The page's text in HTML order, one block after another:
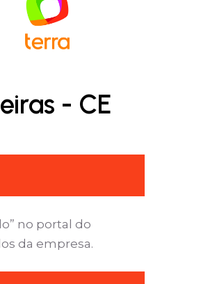
- CE
no portal do
da empresa.